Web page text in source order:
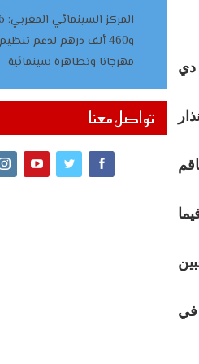
دي
في
مهرجانا وتظاهرة سينمائية
تواصل معنا